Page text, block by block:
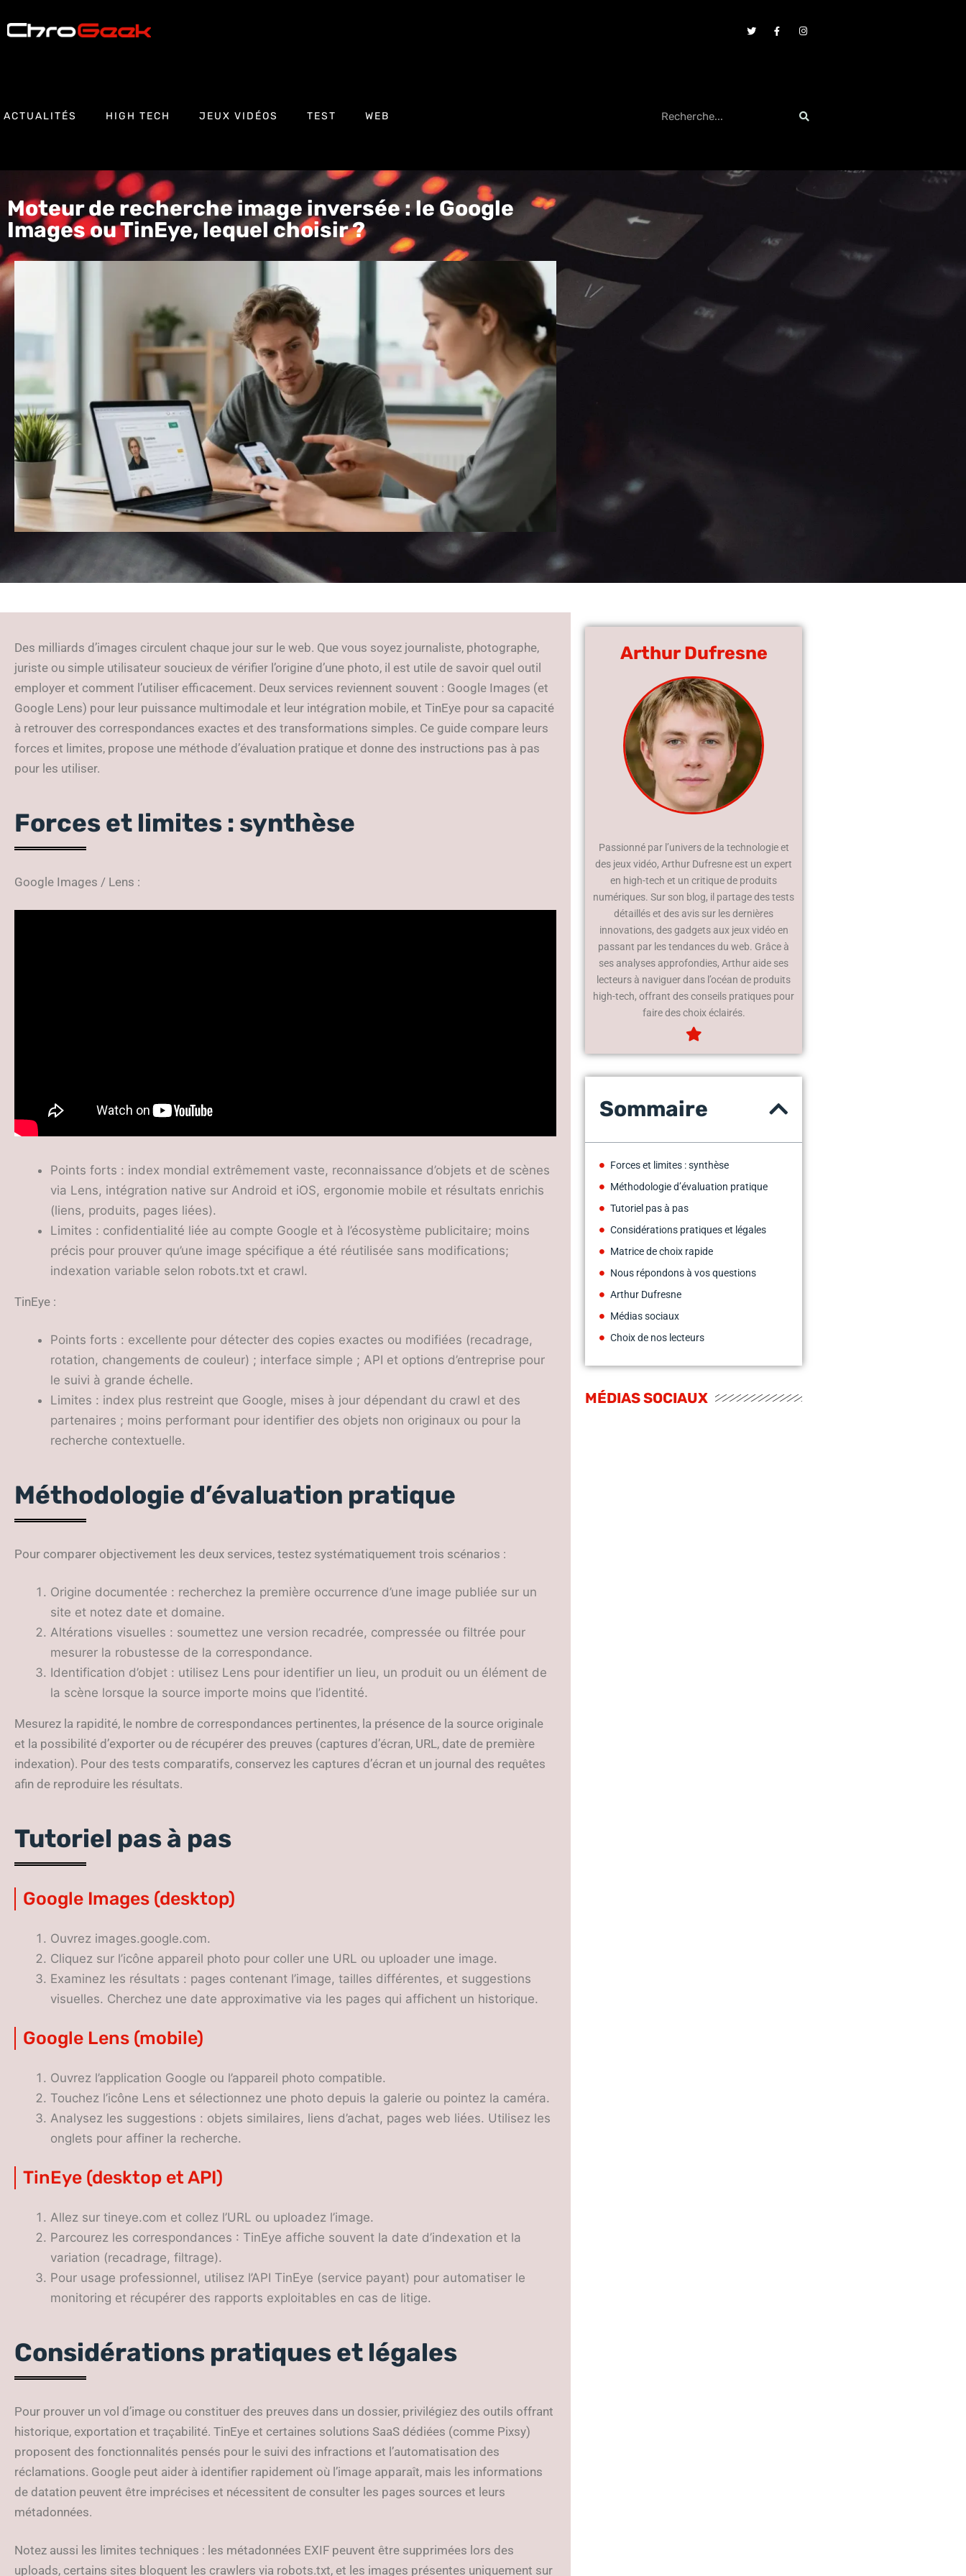
ACTUALITÉS HIGH TECH JEUX VIDÉOS TEST WEB
Moteur de recherche image inversée : le Google
Images ou TinEye, lequel choisir ?
Des milliards d’images circulent chaque jour sur le web. Que vous soyez journaliste, photographe,
juriste ou simple utilisateur soucieux de vérifier l’origine d’une photo, il est utile de savoir quel outil
employer et comment l’utiliser efficacement. Deux services reviennent souvent : Google Images (et
Google Lens) pour leur puissance multimodale et leur intégration mobile, et TinEye pour sa capacité
à retrouver des correspondances exactes et des transformations simples. Ce guide compare leurs
forces et limites, propose une méthode d’évaluation pratique et donne des instructions pas à pas
pour les utiliser.
Forces et limites : synthèse
Google Images / Lens :
Points forts : index mondial extrêmement vaste, reconnaissance d’objets et de scènes
via Lens, intégration native sur Android et iOS, ergonomie mobile et résultats enrichis
(liens, produits, pages liées).
Limites : confidentialité liée au compte Google et à l’écosystème publicitaire; moins
précis pour prouver qu’une image spécifique a été réutilisée sans modifications;
indexation variable selon robots.txt et crawl.
TinEye :
Points forts : excellente pour détecter des copies exactes ou modifiées (recadrage,
rotation, changements de couleur) ; interface simple ; API et options d’entreprise pour
le suivi à grande échelle.
Limites : index plus restreint que Google, mises à jour dépendant du crawl et des
partenaires ; moins performant pour identifier des objets non originaux ou pour la
recherche contextuelle.
Méthodologie d’évaluation pratique
Pour comparer objectivement les deux services, testez systématiquement trois scénarios :
Origine documentée : recherchez la première occurrence d’une image publiée sur un
site et notez date et domaine.
Altérations visuelles : soumettez une version recadrée, compressée ou filtrée pour
mesurer la robustesse de la correspondance.
Identification d’objet : utilisez Lens pour identifier un lieu, un produit ou un élément de
la scène lorsque la source importe moins que l’identité.
Mesurez la rapidité, le nombre de correspondances pertinentes, la présence de la source originale
et la possibilité d’exporter ou de récupérer des preuves (captures d’écran, URL, date de première
indexation). Pour des tests comparatifs, conservez les captures d’écran et un journal des requêtes
afin de reproduire les résultats.
Tutoriel pas à pas
Google Images (desktop)
Ouvrez images.google.com.
Cliquez sur l’icône appareil photo pour coller une URL ou uploader une image.
Examinez les résultats : pages contenant l’image, tailles différentes, et suggestions
visuelles. Cherchez une date approximative via les pages qui affichent un historique.
Google Lens (mobile)
Ouvrez l’application Google ou l’appareil photo compatible.
Touchez l’icône Lens et sélectionnez une photo depuis la galerie ou pointez la caméra.
Analysez les suggestions : objets similaires, liens d’achat, pages web liées. Utilisez les
onglets pour affiner la recherche.
TinEye (desktop et API)
Allez sur tineye.com et collez l’URL ou uploadez l’image.
Parcourez les correspondances : TinEye affiche souvent la date d’indexation et la
variation (recadrage, filtrage).
Pour usage professionnel, utilisez l’API TinEye (service payant) pour automatiser le
monitoring et récupérer des rapports exploitables en cas de litige.
Considérations pratiques et légales
Pour prouver un vol d’image ou constituer des preuves dans un dossier, privilégiez des outils offrant
historique, exportation et traçabilité. TinEye et certaines solutions SaaS dédiées (comme Pixsy)
proposent des fonctionnalités pensés pour le suivi des infractions et l’automatisation des
réclamations. Google peut aider à identifier rapidement où l’image apparaît, mais les informations
de datation peuvent être imprécises et nécessitent de consulter les pages sources et leurs
métadonnées.
Notez aussi les limites techniques : les métadonnées EXIF peuvent être supprimées lors des
uploads, certains sites bloquent les crawlers via robots.txt, et les images présentes uniquement sur
Arthur Dufresne
Passionné par l’univers de la technologie et
des jeux vidéo, Arthur Dufresne est un expert
en high-tech et un critique de produits
numériques. Sur son blog, il partage des tests
détaillés et des avis sur les dernières
innovations, des gadgets aux jeux vidéo en
passant par les tendances du web. Grâce à
ses analyses approfondies, Arthur aide ses
lecteurs à naviguer dans l’océan de produits
high-tech, offrant des conseils pratiques pour
faire des choix éclairés.
Sommaire
Forces et limites : synthèse
Méthodologie d’évaluation pratique
Tutoriel pas à pas
Considérations pratiques et légales
Matrice de choix rapide
Nous répondons à vos questions
Arthur Dufresne
Médias sociaux
Choix de nos lecteurs
MÉDIAS SOCIAUX